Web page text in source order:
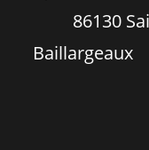
Baillargeaux